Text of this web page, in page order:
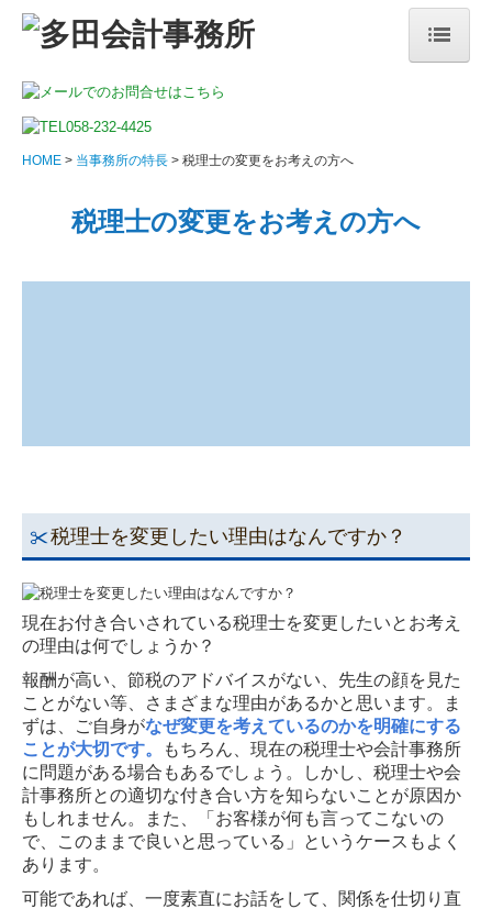
HOME
事務所紹介
顧問契約の流れ
料金について
税理士をお探しの方へ
ワンストップサービス
法人・個人事業主のお客さまへ
税務会計
デジタル化支援
創業支援
事業承継
一般個人のお客さまへ
確定申告
HOME 当事務所の特長 税理士の変更をお考えの方へ
税理士の変更をお考えの方へ
税理士を変更したい理由はなんですか？
現在お付き合いされている税理士を変更したいとお考え
の理由は何でしょうか？
報酬が高い、節税のアドバイスがない、先生の顔を見た
ことがない等、さまざまな理由があるかと思います。ま
ずは、ご自身がなぜ変更を考えているのかを明確にする
ことが大切です。
もちろん、現在の税理士や会計事務所
に問題がある場合もあるでしょう。しかし、税理士や会
計事務所との適切な付き合い方を知らないことが原因か
もしれません。また、「お客様が何も言ってこないの
で、このままで良いと思っている」というケースもよく
あります。
可能であれば、一度素直にお話をして、関係を仕切り直